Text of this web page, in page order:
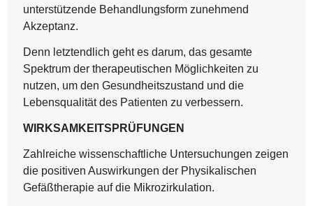
unterstützende Behandlungsform zunehmend
Akzeptanz.
Denn letztendlich geht es darum, das gesamte
Spektrum der therapeutischen Möglichkeiten zu
nutzen, um den Gesundheitszustand und die
Lebensqualität des Patienten zu verbessern.
WIRKSAMKEITSPRÜFUNGEN
Zahlreiche wissenschaftliche Untersuchungen zeigen
die positiven Auswirkungen der Physikalischen
Gefäßtherapie auf die Mikrozirkulation.